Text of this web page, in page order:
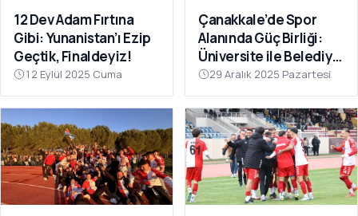
12 Dev Adam Fırtına
Gibi: Yunanistan’ı Ezip
Geçtik, Finaldeyiz!
12 Eylül 2025 Cuma
Çanakkale’de Spor
Alanında Güç Birliği:
Üniversite ile Belediye
Kulüpleri İş Birliği Yaptı
29 Aralık 2025 Pazartesi